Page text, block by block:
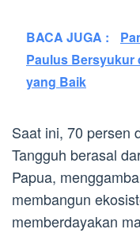
BACA JUGA :
Paulus Bersyukur
yang Baik
Saat ini, 70 persen
Tangguh berasal
Papua,
membangun
memberdayakan